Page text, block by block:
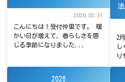
2026.03.31
こんにちは！受付仲里です。 暖
かい日が増えて、春らしさを感
じる季節になりました...
法
2
し
り
2026